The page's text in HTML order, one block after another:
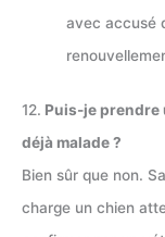
avec accusé
12. Puis-je prendre
déjà malade ?
Bien sûr que non.
charge un chien